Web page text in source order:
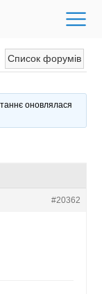
Список форумів
оновлялася
#20362